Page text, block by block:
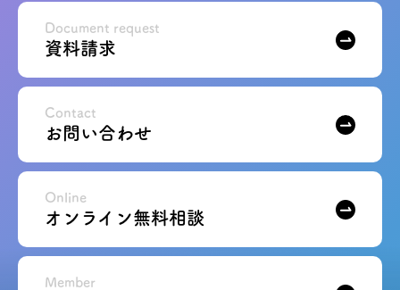
資料請求
Document request
お問い合わせ
Contact
オンライン無料相談
Online
Member